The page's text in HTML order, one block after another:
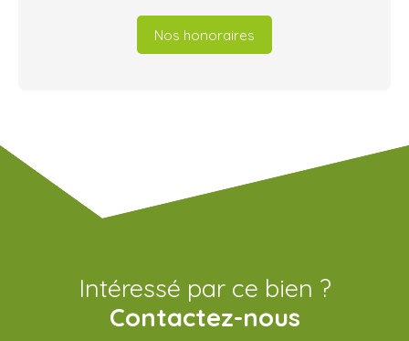
Nos honoraires
Intéressé par ce bien ?
Contactez-nous